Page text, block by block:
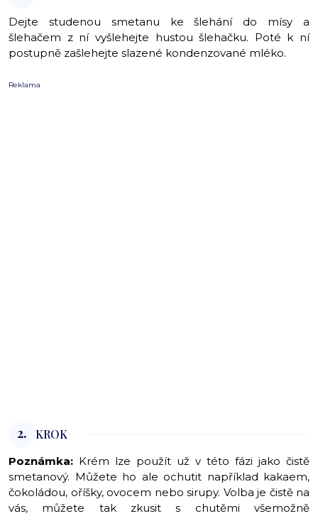
Dejte studenou smetanu ke šlehání do mísy a
šlehačem z ní vyšlehejte hustou šlehačku. Poté k ní
postupně zašlehejte slazené kondenzované mléko.
Reklama
2. KROK
Poznámka: Krém lze použít už v této fázi jako čistě
smetanový. Můžete ho ale ochutit například kakaem,
čokoládou, oříšky, ovocem nebo sirupy. Volba je čistě na
vás, můžete tak zkusit s chutěmi všemožně